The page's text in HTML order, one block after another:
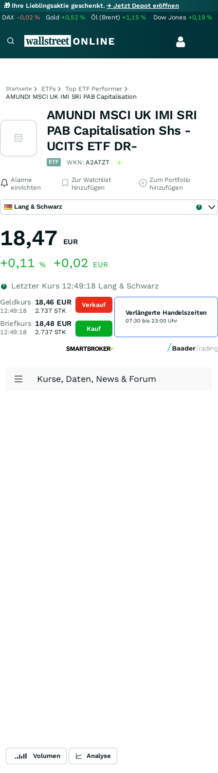
🎁 Ihre Lieblingsaktie geschenkt.→ Jetzt Depot eröffnen
DAX -0,02% Gold +0,52% Öl (Brent) +1,15% Dow Jones +0,19%
Startseite ETFs
Top ETF Performer
AMUNDI MSCI UK IMI SRI PAB Capitalisation
AMUNDI MSCI UK IMI SRI
PAB Capitalisation Shs -
UCITS ETF DR-
ETF WKN:A2ATZT
Alarme
einrichten
Zur Watchlist
hinzufügen
Zum Portfolio
hinzufügen
Lang & Schwarz
18,47 EUR
+0,11 % +0,02 EUR
Letzter Kurs 12:49:18 Lang & Schwarz
Geldkurs
12:49:18
18,46 EUR
2.737STK
Briefkurs
12:49:18
18,48 EUR
2.737STK
Verkauf
Kauf
Verlängerte Handelszeiten
07:30 bis 23:00 Uhr
Kurse, Daten, News & Forum
Volumen Analyse